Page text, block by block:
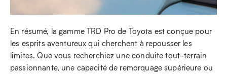
En résumé, la gamme TRD Pro de Toyota est conçue pour
les esprits aventureux qui cherchent à repousser les
limites. Que vous recherchiez une conduite tout-terrain
passionnante, une capacité de remorquage supérieure ou